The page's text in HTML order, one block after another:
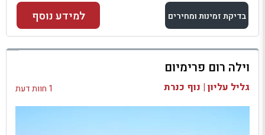
בדיקת זמינות ומחירים
למתחם זה
בדיקת זמינות ומחירים
למידע נוסף
וילה רום פרימיום
גליל עליון | נוף כנרת 1 חוות דעת